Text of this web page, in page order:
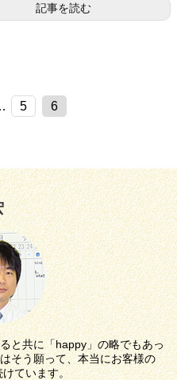
記事を読む
5 6
と共に「happy」の略でもあっ
そう願って、本当にお客様の
ています。